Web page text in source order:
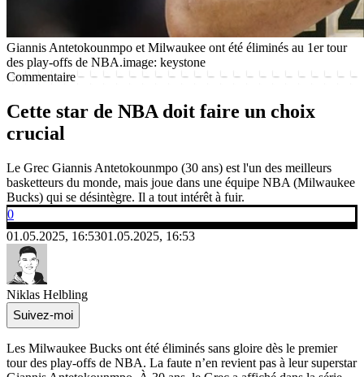
Giannis Antetokounmpo et Milwaukee ont été éliminés au 1er tour
des play-offs de NBA.image: keystone
Commentaire
Cette star de NBA doit faire un choix
crucial
Le Grec Giannis Antetokounmpo (30 ans) est l'un des meilleurs
basketteurs du monde, mais joue dans une équipe NBA (Milwaukee
Bucks) qui se désintègre. Il a tout intérêt à fuir.
0
01.05.2025, 16:5301.05.2025, 16:53
Niklas Helbling
Suivez-moi
Les Milwaukee Bucks ont été éliminés sans gloire dès le premier
tour des play-offs de NBA. La faute n’en revient pas à leur superstar